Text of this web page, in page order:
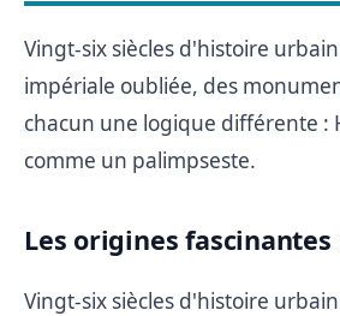
Vingt-six siècles d'histoire
impériale oubliée, des
chacun une logique différente :
comme un palimpseste.
Les origines fascinantes
Vingt-six siècles d'histoire